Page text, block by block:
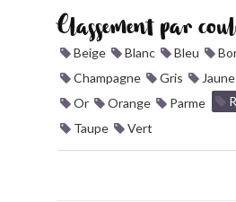
Classement par
Beige Blanc Bleu
Champagne
Gris Jaune
Or
Orange Parme
Taupe
Vert